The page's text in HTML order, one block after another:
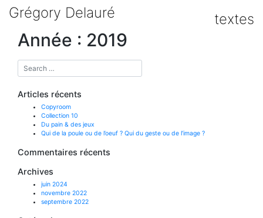
textes
Grégory Delauré
Année : 2019
Articles récents
Copyroom
Collection 10
Du pain & des jeux
Qui de la poule ou de l’oeuf ? Qui du geste ou de l’image ?
Commentaires récents
Archives
juin 2024
novembre 2022
septembre 2022